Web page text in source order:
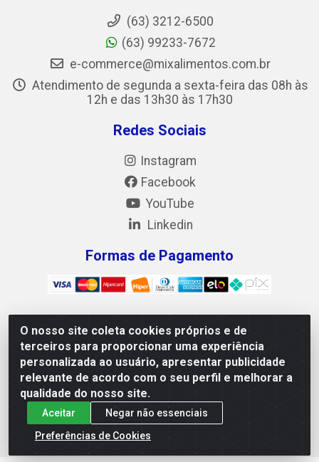
O nosso site coleta cookies próprios e de
terceiros para proporcionar uma experiência
personalizada ao usuário, apresentar publicidade
relevante de acordo com o seu perfil e melhorar a
qualidade do nosso site.
Aceitar
Negar não essenciais
Preferências de Cookies
(63) 3212-6500
(63) 99233-7672
e-commerce@mixalimentos.com.br
Atendimento de segunda a sexta-feira das 08h às
12h e das 13h30 às 17h30
Redes Sociais
Instagram
Facebook
YouTube
Linkedin
Formas de Pagamento
Mix Alimentos LTDA - Quadra Asr Ne 55 (412 Norte), Alameda
02, S/N - Plano Diretor Norte, Palmas/TO - CEP 77.006-540 -
CNPJ 05.922.500/0001-02